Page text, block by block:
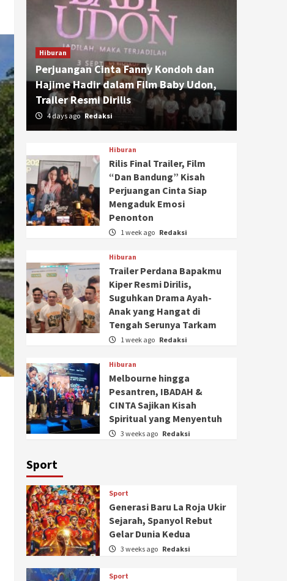
Hiburan
Perjuangan Cinta Fanny Kondoh dan
Hajime Hadir dalam Film Baby Udon,
Trailer Resmi Dirilis
4 days ago Redaksi
Hiburan
Rilis Final Trailer, Film
“Dan Bandung” Kisah
Perjuangan Cinta Siap
Mengaduk Emosi
Penonton
1 week ago Redaksi
Hiburan
Trailer Perdana Bapakmu
Kiper Resmi Dirilis,
Suguhkan Drama Ayah-
Anak yang Hangat di
Tengah Serunya Tarkam
1 week ago Redaksi
Hiburan
Melbourne hingga
Pesantren, IBADAH &
CINTA Sajikan Kisah
Spiritual yang Menyentuh
3 weeks ago Redaksi
Sport
Sport
Generasi Baru La Roja Ukir
Sejarah, Spanyol Rebut
Gelar Dunia Kedua
3 weeks ago Redaksi
Sport